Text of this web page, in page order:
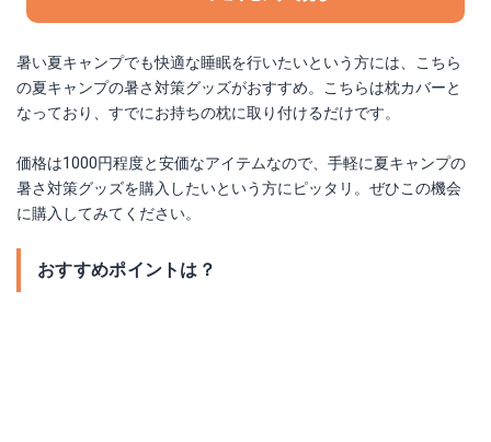
暑い夏キャンプでも快適な睡眠を行いたいという方には、こちら
の夏キャンプの暑さ対策グッズがおすすめ。こちらは枕カバーと
なっており、すでにお持ちの枕に取り付けるだけです。
価格は1000円程度と安価なアイテムなので、手軽に夏キャンプの
暑さ対策グッズを購入したいという方にピッタリ。ぜひこの機会
に購入してみてください。
おすすめポイントは？